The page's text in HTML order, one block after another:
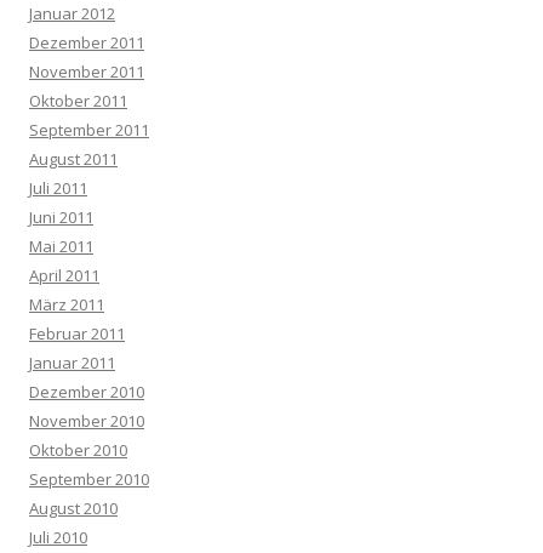
Januar 2012
Dezember 2011
November 2011
Oktober 2011
September 2011
August 2011
Juli 2011
Juni 2011
Mai 2011
April 2011
März 2011
Februar 2011
Januar 2011
Dezember 2010
November 2010
Oktober 2010
September 2010
August 2010
Juli 2010